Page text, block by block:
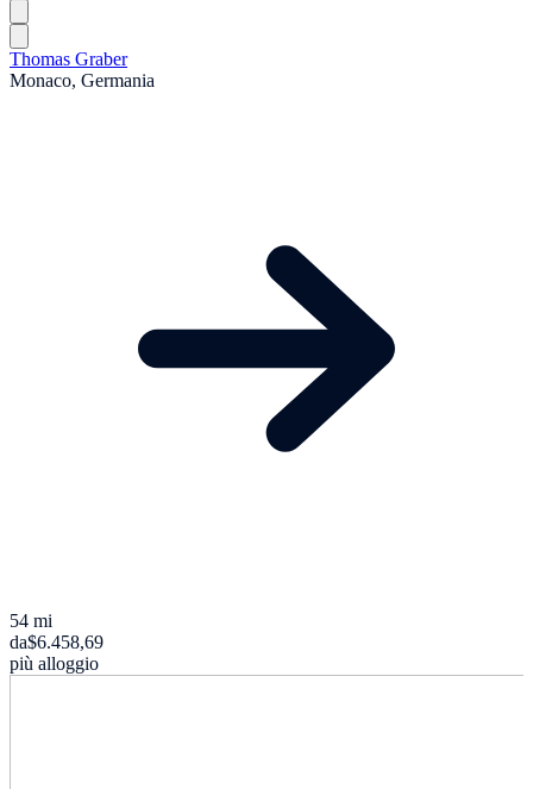
Thomas Graber
Monaco, Germania
54 mi
da$6.458,69
più alloggio